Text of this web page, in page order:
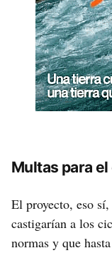
Multas para
El proyecto, eso
castigarían a los
normas y que